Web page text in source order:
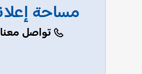
مساحة
تواصل معنا